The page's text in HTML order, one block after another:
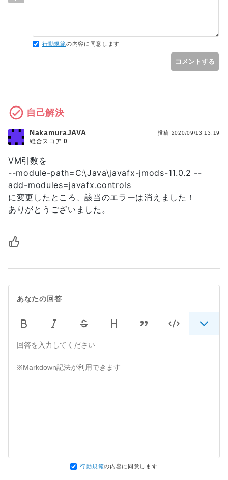
行動規範の内容に同意します
コメントする
自己解決
VM引数を
--module-path=C:\Java\javafx-jmods-11.0.2 --
add-modules=javafx.controls
に変更したところ、該当のエラーは消えました！
ありがとうございました。
投稿 2020/09/13 13:19
NakamuraJAVA
総合スコア 0
あなたの回答
行動規範の内容に同意します